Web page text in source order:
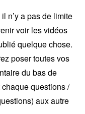
n’y a pas de limite
voir les vidéos
quelque chose.
poser toutes vos
du bas de
questions /
aux autre